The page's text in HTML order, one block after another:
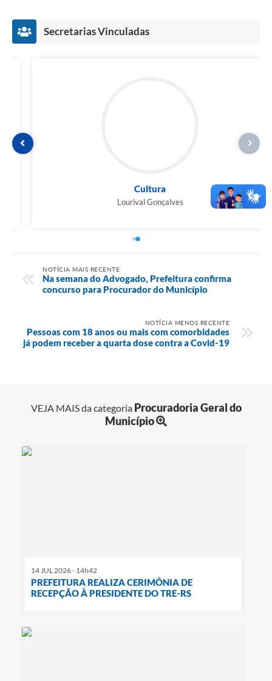
Secretarias Vinculadas
Cultura
Lourival Gonçalves
NOTÍCIA MAIS RECENTE
Na semana do Advogado, Prefeitura confirma
concurso para Procurador do Município
NOTÍCIA MENOS RECENTE
Pessoas com 18 anos ou mais com comorbidades
já podem receber a quarta dose contra a Covid-19
VEJA MAIS da categoria Procuradoria Geral do
Município
14 JUL 2026 - 14h42
PREFEITURA REALIZA CERIMÔNIA DE
RECEPÇÃO À PRESIDENTE DO TRE-RS